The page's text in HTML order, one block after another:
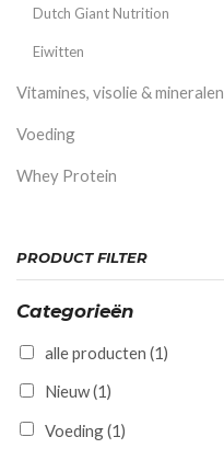
Dutch Giant Nutrition
Eiwitten
Vitamines, visolie & mineralen
Voeding
Whey Protein
PRODUCT FILTER
Categorieën
alle producten (1)
Nieuw(1)
Voeding(1)